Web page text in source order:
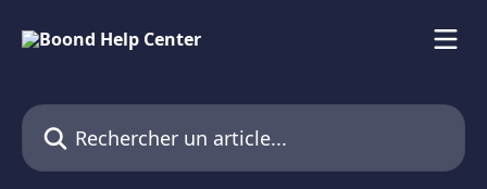
Rechercher un article...